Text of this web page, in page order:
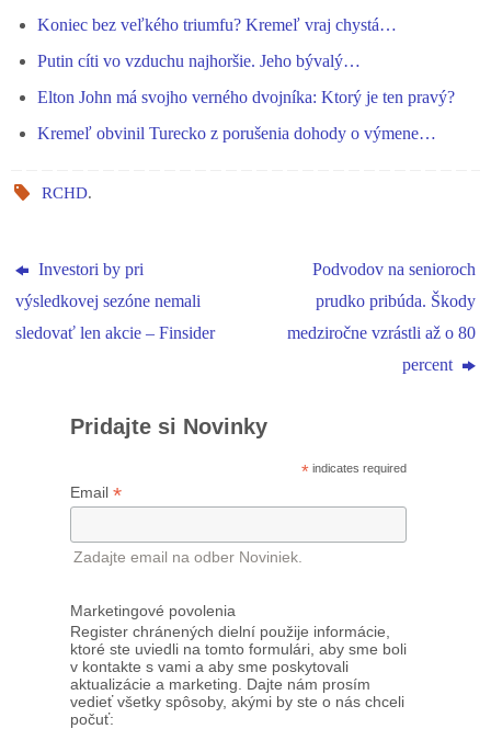
Koniec bez veľkého triumfu? Kremeľ vraj chystá…
Putin cíti vo vzduchu najhoršie. Jeho bývalý…
Elton John má svojho verného dvojníka: Ktorý je ten pravý?
Kremeľ obvinil Turecko z porušenia dohody o výmene…
RCHD.
Investori by pri
výsledkovej sezóne nemali
sledovať len akcie – Finsider
Podvodov na senioroch
prudko pribúda. Škody
medziročne vzrástli až o 80
percent
Pridajte si Novinky
* indicates required
Email *
Zadajte email na odber Noviniek.
Marketingové povolenia
Register chránených dielní použije informácie,
ktoré ste uviedli na tomto formulári, aby sme boli
v kontakte s vami a aby sme poskytovali
aktualizácie a marketing. Dajte nám prosím
vedieť všetky spôsoby, akými by ste o nás chceli
počuť: